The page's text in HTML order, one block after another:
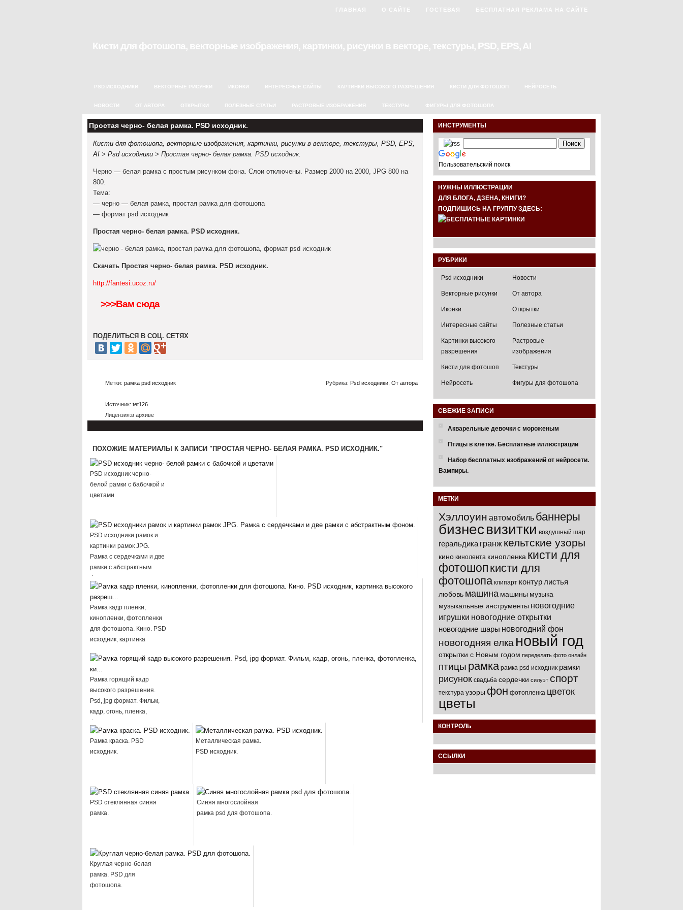
ГЛАВНАЯ О САЙТЕ ГОСТЕВАЯ БЕСПЛАТНАЯ РЕКЛАМА НА САЙТЕ
Кисти для фотошопа, векторные изображения, картинки, рисунки в векторе, текстуры, PSD, EPS, AI
PSD ИСХОДНИКИ ВЕКТОРНЫЕ РИСУНКИ ИКОНКИ ИНТЕРЕСНЫЕ САЙТЫ КАРТИНКИ ВЫСОКОГО РАЗРЕШЕНИЯ КИСТИ ДЛЯ ФОТОШОП НЕЙРОСЕТЬ
НОВОСТИ ОТ АВТОРА ОТКРЫТКИ ПОЛЕЗНЫЕ СТАТЬИ РАСТРОВЫЕ ИЗОБРАЖЕНИЯ ТЕКСТУРЫ ФИГУРЫ ДЛЯ ФОТОШОПА
Простая черно- белая рамка. PSD исходник.
Кисти для фотошопа, векторные изображения, картинки, рисунки в векторе, текстуры, PSD, EPS,
AI > Psd исходники > Простая черно- белая рамка. PSD исходник.
Черно — белая рамка с простым рисунком фона. Слои отключены. Размер 2000 на 2000, JPG 800 на
800.
Тема:
— черно — белая рамка, простая рамка для фотошопа
— формат psd исходник
Простая черно- белая рамка. PSD исходник.
Скачать Простая черно- белая рамка. PSD исходник.
http://fantesi.ucoz.ru/
>>>Вам сюда
ПОДЕЛИТЬСЯ В СОЦ. СЕТЯХ
Метки: рамка psd исходник Рубрика: Psd исходники От автора
Источник: tet126
Лицензия:в архиве
ПОХОЖИЕ МАТЕРИАЛЫ К ЗАПИСИ "ПРОСТАЯ ЧЕРНО- БЕЛАЯ РАМКА. PSD ИСХОДНИК."
PSD исходник черно-
белой рамки с бабочкой и
цветами
PSD исходники рамок и
картинки рамок JPG.
Рамка с сердечками и две
рамки с абстрактным
фоном.
Рамка кадр пленки,
кинопленки, фотопленки
для фотошопа. Кино. PSD
исходник, картинка
Рамка горящий кадр
высокого разрешения.
Psd, jpg формат. Фильм,
кадр, огонь, пленка,
фотопленка, ки...
Рамка краска. PSD
исходник.
Металлическая рамка.
PSD исходник.
PSD стеклянная синяя
рамка.
Синяя многослойная
рамка psd для фотошопа.
Круглая черно-белая
рамка. PSD для
фотошопа.
ИНСТРУМЕНТЫ
Пользовательский поиск
НУЖНЫ ИЛЛЮСТРАЦИИ
ДЛЯ БЛОГА, ДЗЕНА, КНИГИ?
ПОДПИШИСЬ НА ГРУППУ ЗДЕСЬ:
РУБРИКИ
Psd исходники
Векторные рисунки
Иконки
Интересные сайты
Картинки высокого
разрешения
Кисти для фотошоп
Нейросеть
Новости
От автора
Открытки
Полезные статьи
Растровые
изображения
Текстуры
Фигуры для фотошопа
СВЕЖИЕ ЗАПИСИ
Акварельные девочки с мороженым
Птицы в клетке. Бесплатные иллюстрации
Набор бесплатных изображений от нейросети.
Вампиры.
МЕТКИ
Хэллоуин автомобиль баннеры
бизнесвизитки воздушный шар
геральдика гранж кельтские узоры
кино кинолента кинопленка кисти для
фотошоп кисти для
фотошопа клипарт контур листья
любовь машина машины музыка
музыкальные инструменты новогодние
игрушки новогодние открытки
новогодние шары новогодний фон
новогодняя елка новый год
открытки с Новым годом переделать фото онлайн
птицы рамка рамка psd исходник рамки
рисунок свадьба сердечки силуэт спорт
текстура узоры фон фотопленка цветок
цветы
КОНТРОЛЬ
ССЫЛКИ